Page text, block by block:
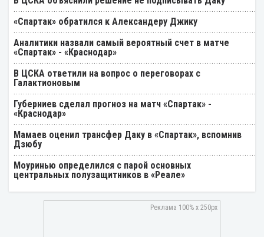
«Спартак» обратился к Александеру Джику
Аналитики назвали самый вероятный счет в матче
«Спартак» - «Краснодар»
В ЦСКА ответили на вопрос о переговорах с
Галактионовым
Губерниев сделал прогноз на матч «Спартак» -
«Краснодар»
Мамаев оценил трансфер Даку в «Спартак», вспомнив
Дзюбу
Моуринью определился с парой основных
центральных полузащитников в «Реале»